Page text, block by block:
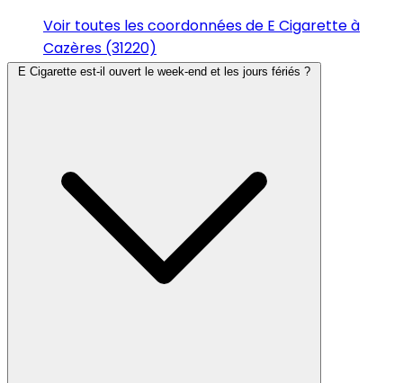
Voir toutes les coordonnées de E Cigarette à
Cazères (31220)
E Cigarette est-il ouvert le week-end et les jours fériés ?